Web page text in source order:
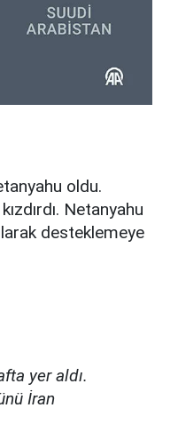
oldu.
Netanyahu
desteklemeye
yer aldı.
İran